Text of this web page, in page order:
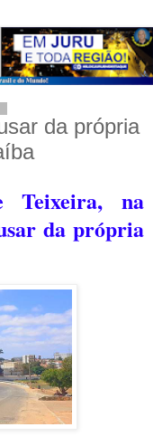
da própria
Teixeira, na
da própria